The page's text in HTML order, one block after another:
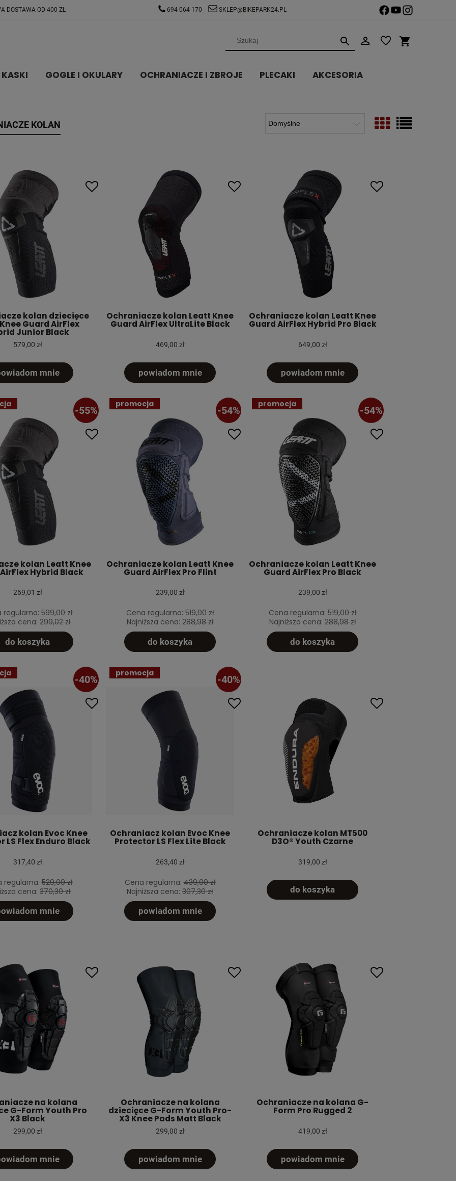
DOSTAWA OD 400 ZŁ 694 064 170 SKLEP@BIKEPARK24.PL
KASKI GOGLE I OKULARY OCHRANIACZE I ZBROJE PLECAKI
AKCESORIA
KOLAN
kolan dziecięce
Guard AirFlex
Junior Black
579,00 zł
mnie
Ochraniacze kolan Leatt Knee
Guard AirFlex UltraLite Black
469,00 zł
powiadom mnie
Ochraniacze kolan Leatt Knee
Guard AirFlex Hybrid Pro Black
649,00 zł
powiadom mnie
kolan Leatt Knee
Hybrid Black
269,01 zł
regularna: 599,00 zł
cena: 299,02 zł
do koszyka
-55%
Ochraniacze kolan Leatt Knee
Guard AirFlex Pro Flint
239,00 zł
Cena regularna:519,00 zł
Najniższa cena:288,98 zł
do koszyka
promocja
-54%
Ochraniacze kolan Leatt Knee
Guard AirFlex Pro Black
239,00 zł
Cena regularna:519,00 zł
Najniższa cena:288,98 zł
do koszyka
promocja
-54%
kolan Evoc Knee
LS Flex Enduro Black
317,40 zł
regularna:529,00 zł
cena: 370,30 zł
mnie
-40%
Ochraniacz kolan Evoc Knee
Protector LS Flex Lite Black
263,40 zł
Cena regularna:439,00 zł
Najniższa cena: 307,30 zł
powiadom mnie
promocja
-40%
Ochraniacze kolan MT500
D3O® Youth Czarne
319,00 zł
do koszyka
na kolana
G-Form Youth Pro
X3 Black
299,00 zł
mnie
Ochraniacze na kolana
dziecięce G-Form Youth Pro-
X3 Knee Pads Matt Black
299,00 zł
powiadom mnie
Ochraniacze na kolana G-
Form Pro Rugged 2
419,00 zł
powiadom mnie